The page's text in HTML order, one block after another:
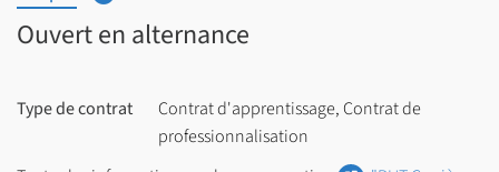
crédits pour valider le BUT.
travail personnel régulier.
22 à 26 semaines de stages réparties sur les années 2 et 3.
Ouvert en alternance
Type de contrat
Contrat d'apprentissage, Contrat de
professionnalisation